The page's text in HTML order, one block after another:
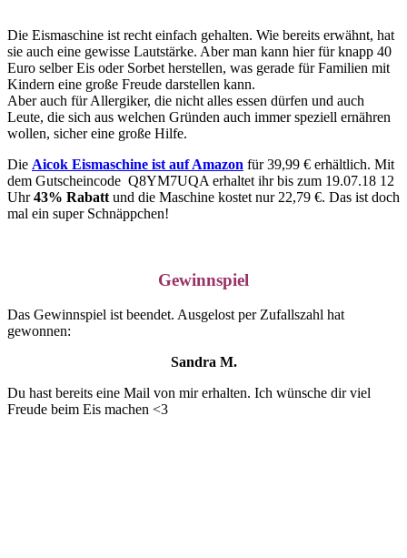
Die Eismaschine ist recht einfach gehalten. Wie bereits erwähnt, hat
sie auch eine gewisse Lautstärke. Aber man kann hier für knapp 40
Euro selber Eis oder Sorbet herstellen, was gerade für Familien mit
Kindern eine große Freude darstellen kann.
Aber auch für Allergiker, die nicht alles essen dürfen und auch
Leute, die sich aus welchen Gründen auch immer speziell ernähren
wollen, sicher eine große Hilfe.
Die Aicok Eismaschine ist auf Amazon für 39,99 € erhältlich. Mit
dem Gutscheincode Q8YM7UQA erhaltet ihr bis zum 19.07.18 12
Uhr43% Rabatt und die Maschine kostet nur 22,79 €. Das ist doch
mal ein super Schnäppchen!
Gewinnspiel
Das Gewinnspiel ist beendet. Ausgelost per Zufallszahl hat
gewonnen:
Sandra M.
Du hast bereits eine Mail von mir erhalten. Ich wünsche dir viel
Freude beim Eis machen <3